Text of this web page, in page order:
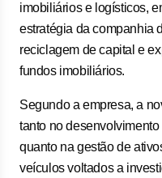
imobiliários e logísticos,
estratégia da companhia
reciclagem de capital e
fundos imobiliários.
Segundo a empresa, a
tanto no
quanto na gestão de
veículos voltados a